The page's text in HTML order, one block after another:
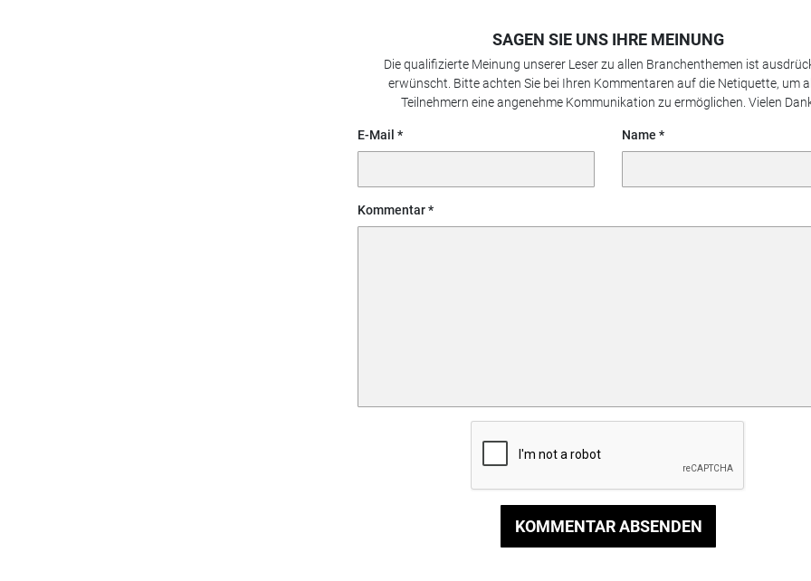
SAGEN SIE UNS IHRE MEINUNG
Die qualifizierte Meinung unserer Leser zu allen Branchenthemen ist
erwünscht. Bitte achten Sie bei Ihren Kommentaren auf die Netiquette, um
Teilnehmern eine angenehme Kommunikation zu ermöglichen. Vielen
E-Mail Name
Kommentar
KOMMENTAR ABSENDEN